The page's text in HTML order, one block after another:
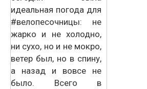
идеальная погода для
#велопесочницы: не
жарко и не холодно,
ни сухо, но и не мокро,
ветер был, но в спину,
а назад и вовсе не
было. Всего в